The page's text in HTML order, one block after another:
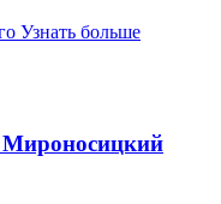
Узнать больше